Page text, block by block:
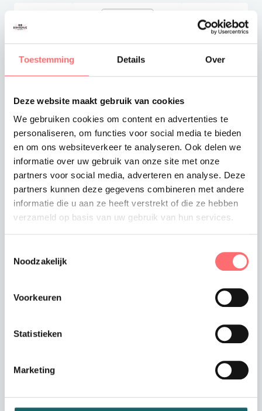
Toestemming Details Over
Deze website maakt gebruik van cookies
We gebruiken cookies om content en advertenties te
personaliseren, om functies voor social media te bieden
en om ons websiteverkeer te analyseren. Ook delen we
informatie over uw gebruik van onze site met onze
partners voor social media, adverteren en analyse. Deze
partners kunnen deze gegevens combineren met andere
informatie die u aan ze heeft verstrekt of die ze hebben
verzameld op basis van uw gebruik van hun services.
Noodzakelijk
Voorkeuren
Statistieken
Marketing
5XL
3-4 werkdagen
Verzendkosten
Gratis verzending vanaf €375
Totaalprijs
€25,99
Toevoegen aan winkelwagen
Wil je een offerte of sample aanvragen.
vraag een offerte of sample aan.